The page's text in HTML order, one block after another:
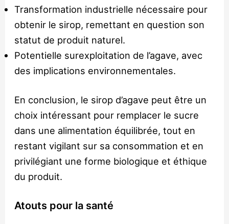
Transformation industrielle nécessaire pour
obtenir le sirop, remettant en question son
statut de produit naturel.
Potentielle surexploitation de l’agave, avec
des implications environnementales.
En conclusion, le sirop d’agave peut être un
choix intéressant pour remplacer le sucre
dans une alimentation équilibrée, tout en
restant vigilant sur sa consommation et en
privilégiant une forme biologique et éthique
du produit.
Atouts pour la santé